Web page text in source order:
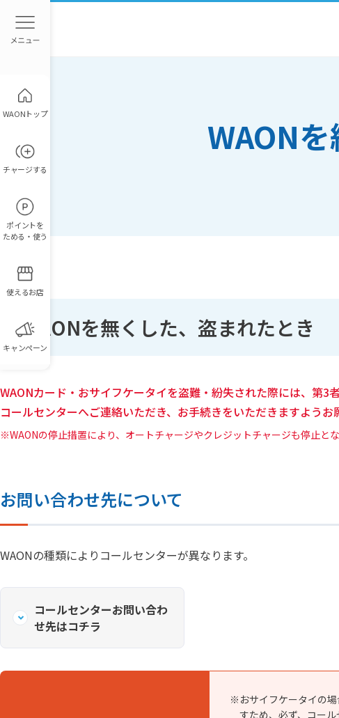
WAONトップ
チャージする
ポイントを
ためる・使う
使えるお店
キャンペーン
WAON
WAONを無くした、盗まれたとき
WAONカード・おサイフケータイを盗難・紛失された際には、第3
コールセンターへご連絡いただき、お手続きをいただきますようお
WAONの停止措置により、オートチャージやクレジットチャージも停止とな
お問い合わせ先について
WAONの種類によりコールセンターが異なります。
コールセンターお問い合わ
せ先はコチラ
おサイフケータイの
すため、必ず、コール